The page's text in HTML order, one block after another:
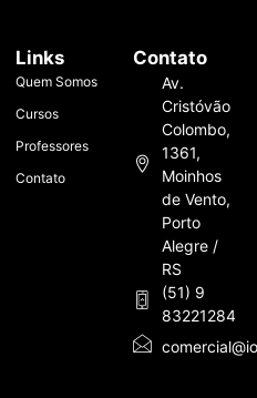
Links
Quem Somos
Cursos
Professores
Contato
Contato
Av.
Cristóvão
Colombo,
1361,
Moinhos
de Vento,
Porto
Alegre /
RS
(51) 9
83221284